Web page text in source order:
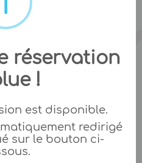
réservation
!
est disponible.
redirigé
sur le bouton ci-